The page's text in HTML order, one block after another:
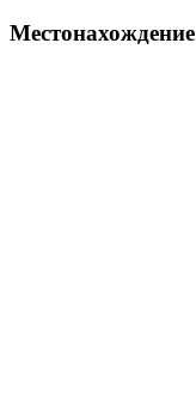
Местонахождение